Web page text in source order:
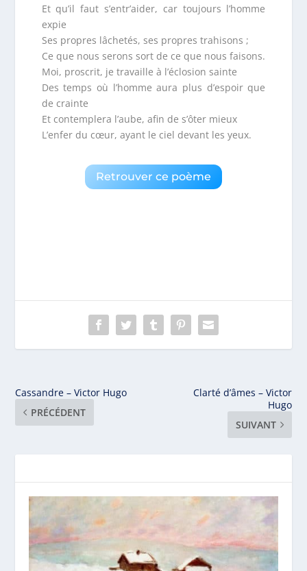
Et qu’il faut s’entr’aider, car toujours l’homme
expie
Ses propres lâchetés, ses propres trahisons ;
Ce que nous serons sort de ce que nous faisons.
Moi, proscrit, je travaille à l’éclosion sainte
Des temps où l’homme aura plus d’espoir que
de crainte
Et contemplera l’aube, afin de s’ôter mieux
L’enfer du cœur, ayant le ciel devant les yeux.
Retrouver ce poème
Cassandre – Victor Hugo
PRÉCÉDENT
Clarté d’âmes – Victor
Hugo
SUIVANT